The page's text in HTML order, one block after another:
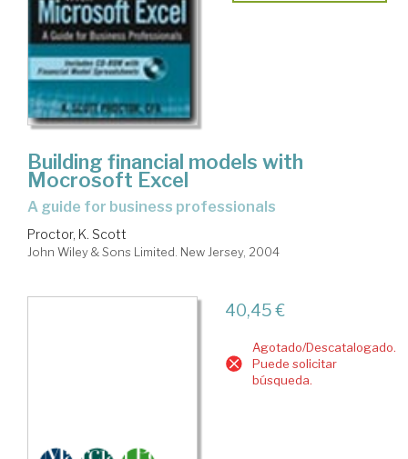
Building financial models with
Mocrosoft Excel
a guide for business professionals
Proctor, K. Scott
John Wiley & Sons Limited. New Jersey, 2004
40,45 €
Agotado/Descatalogado.
Puede solicitar
búsqueda.